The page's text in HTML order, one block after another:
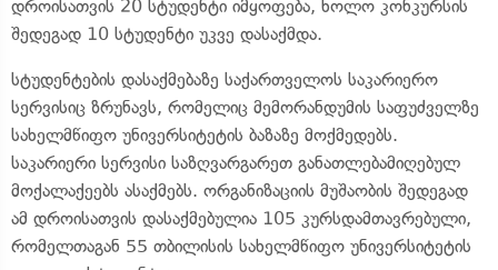
დროისათვის 20 სტუდენტი იმყოფება, ხოლო კონკურსის
შედეგად 10 სტუდენტი უკვე დასაქმდა.
სტუდენტების დასაქმებაზე საქართველოს საკარიერო
სერვისიც ზრუნავს, რომელიც მემორანდუმის საფუძველზე
სახელმწიფო უნივერსიტეტის ბაზაზე მოქმედებს.
საკარიერი სერვისი საზღვარგარეთ განათლებამიღებულ
მოქალაქეებს ასაქმებს. ორგანიზაციის მუშაობის შედეგად
ამ დროისათვის დასაქმებულია 105 კურსდამთავრებული,
რომელთაგან 55 თბილისის სახელმწიფო უნივერსიტეტის